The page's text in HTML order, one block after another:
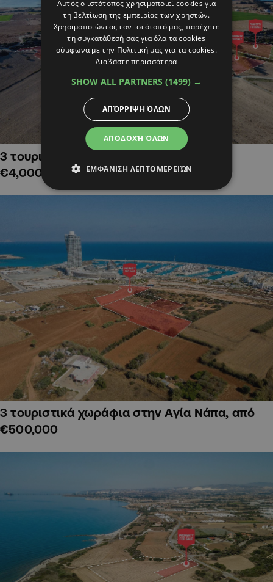
3 τουριστικά χωράφια στην Αλαμινό,
€4,000,000
3 τουριστικά χωράφια στην Αγία Νάπα, από
€500,000
Αυτός ο ιστότοπος χρησιμοποιεί cookies για
τη βελτίωση της εμπειρίας των χρηστών.
Χρησιμοποιώντας τον ιστότοπό μας, παρέχετε
τη συγκατάθεσή σας για όλα τα cookies
σύμφωνα με την Πολιτική μας για τα cookies.
Διαβάστε περισσότερα
SHOW ALL PARTNERS (1499) →
ΑΠΟΔΟΧΉ ΌΛΩΝ
ΑΠΌΡΡΙΨΗ ΌΛΩΝ
ΕΜΦΆΝΙΣΗ ΛΕΠΤΟΜΕΡΕΙΏΝ